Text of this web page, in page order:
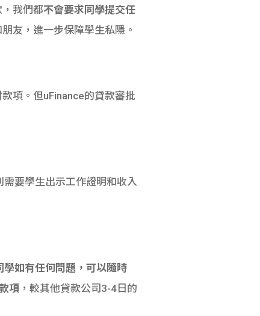
我們都不會要求同學提交任
友，進一步保障學生私隱。
項。但uFinance的貸款審批
要學生出示工作證明和收入
學如有任何問題，可以隨時
項，較其他貸款公司3-4日的